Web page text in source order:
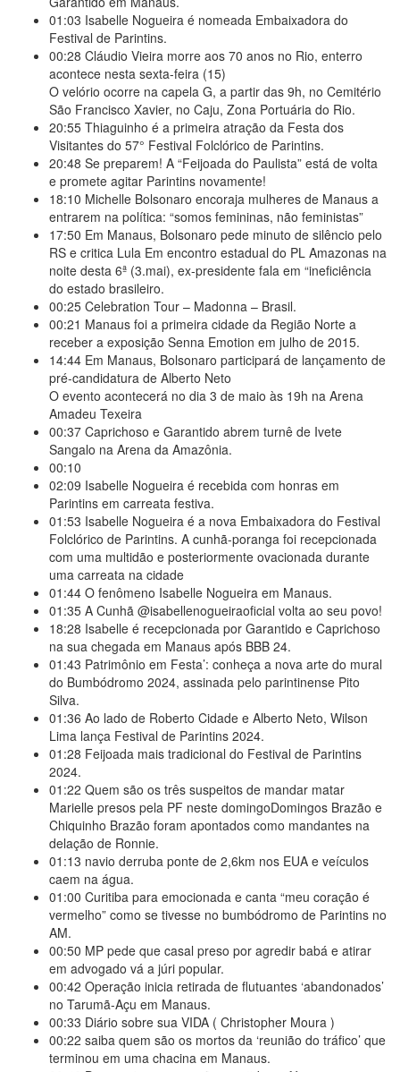
01:03 Isabelle Nogueira é nomeada Embaixadora do
Festival de Parintins.
00:28 Cláudio Vieira morre aos 70 anos no Rio, enterro
acontece nesta sexta-feira (15)
O velório ocorre na capela G, a partir das 9h, no Cemitério
São Francisco Xavier, no Caju, Zona Portuária do Rio.
20:55 Thiaguinho é a primeira atração da Festa dos
Visitantes do 57° Festival Folclórico de Parintins.
20:48 Se preparem! A “Feijoada do Paulista” está de volta
e promete agitar Parintins novamente!
18:10 Michelle Bolsonaro encoraja mulheres de Manaus a
entrarem na política: “somos femininas, não feministas”
17:50 Em Manaus, Bolsonaro pede minuto de silêncio pelo
RS e critica Lula Em encontro estadual do PL Amazonas na
noite desta 6ª (3.mai), ex-presidente fala em “ineficiência
do estado brasileiro.
00:25 Celebration Tour – Madonna – Brasil.
00:21 Manaus foi a primeira cidade da Região Norte a
receber a exposição Senna Emotion em julho de 2015.
14:44 Em Manaus, Bolsonaro participará de lançamento de
pré-candidatura de Alberto Neto
O evento acontecerá no dia 3 de maio às 19h na Arena
Amadeu Texeira
00:37 Caprichoso e Garantido abrem turnê de Ivete
Sangalo na Arena da Amazônia.
00:10
02:09 Isabelle Nogueira é recebida com honras em
Parintins em carreata festiva.
01:53 Isabelle Nogueira é a nova Embaixadora do Festival
Folclórico de Parintins. A cunhã-poranga foi recepcionada
com uma multidão e posteriormente ovacionada durante
uma carreata na cidade
01:44 O fenômeno Isabelle Nogueira em Manaus.
01:35 A Cunhã @isabellenogueiraoficial volta ao seu povo!
18:28 Isabelle é recepcionada por Garantido e Caprichoso
na sua chegada em Manaus após BBB 24.
01:43 Patrimônio em Festa’: conheça a nova arte do mural
do Bumbódromo 2024, assinada pelo parintinense Pito
Silva.
01:36 Ao lado de Roberto Cidade e Alberto Neto, Wilson
Lima lança Festival de Parintins 2024.
01:28 Feijoada mais tradicional do Festival de Parintins
2024.
01:22 Quem são os três suspeitos de mandar matar
Marielle presos pela PF neste domingoDomingos Brazão e
Chiquinho Brazão foram apontados como mandantes na
delação de Ronnie.
01:13 navio derruba ponte de 2,6km nos EUA e veículos
caem na água.
01:00 Curitiba para emocionada e canta “meu coração é
vermelho” como se tivesse no bumbódromo de Parintins no
AM.
00:50 MP pede que casal preso por agredir babá e atirar
em advogado vá a júri popular.
00:42 Operação inicia retirada de flutuantes ‘abandonados’
no Tarumã-Açu em Manaus.
00:33 Diário sobre sua VIDA ( Christopher Moura )
00:22 saiba quem são os mortos da ‘reunião do tráfico’ que
terminou em uma chacina em Manaus.